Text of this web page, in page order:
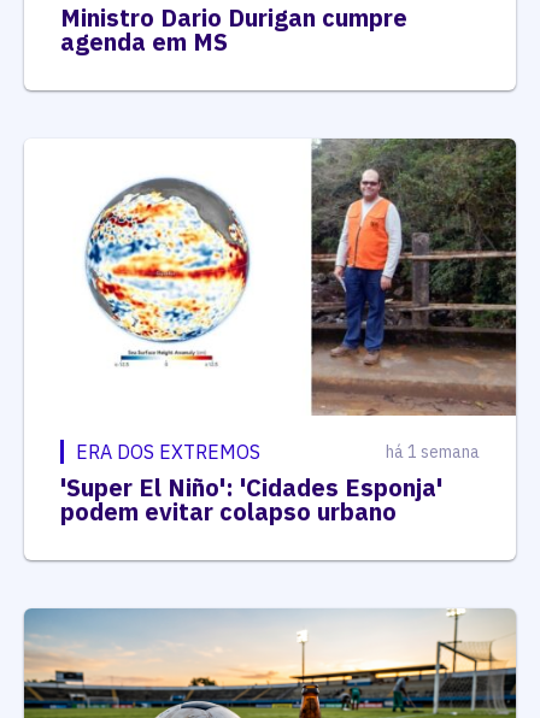
Ministro Dario Durigan cumpre
agenda em MS
ERA DOS EXTREMOS há 1 semana
'Super El Niño': 'Cidades Esponja'
podem evitar colapso urbano